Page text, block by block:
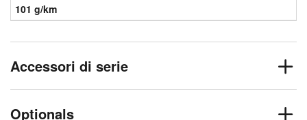
101 g/km
Accessori di serie
Optionals